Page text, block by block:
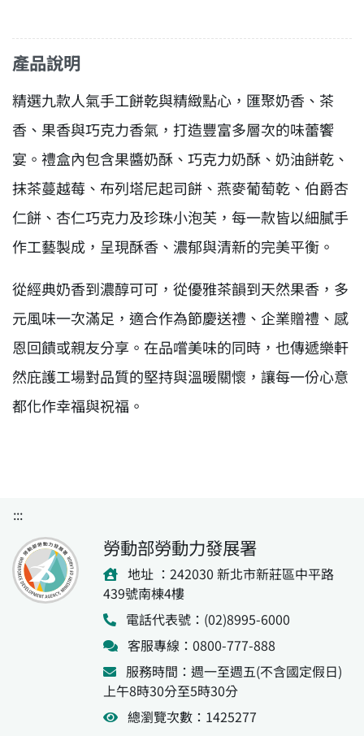
產品說明
精選九款人氣手工餅乾與精緻點心，匯聚奶香、茶
香、果香與巧克力香氣，打造豐富多層次的味蕾饗
宴。禮盒內包含果醬奶酥、巧克力奶酥、奶油餅乾、
抹茶蔓越莓、布列塔尼起司餅、燕麥葡萄乾、伯爵杏
仁餅、杏仁巧克力及珍珠小泡芙，每一款皆以細膩手
作工藝製成，呈現酥香、濃郁與清新的完美平衡。
從經典奶香到濃醇可可，從優雅茶韻到天然果香，多
元風味一次滿足，適合作為節慶送禮、企業贈禮、感
恩回饋或親友分享。在品嚐美味的同時，也傳遞樂軒
然庇護工場對品質的堅持與溫暖關懷，讓每一份心意
都化作幸福與祝福。
:::
勞動部勞動力發展署
地址 ：242030 新北市新莊區中平路
439號南棟4樓
電話代表號：(02)8995-6000
客服專線：0800-777-888
服務時間：週一至週五(不含國定假日)
上午8時30分至5時30分
總瀏覽次數：1425277